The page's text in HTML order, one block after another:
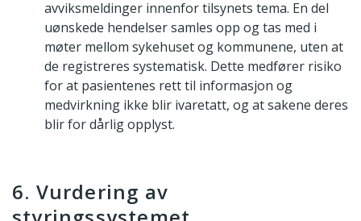
avviksmeldinger innenfor tilsynets tema. En del
uønskede hendelser samles opp og tas med i
møter mellom sykehuset og kommunene, uten at
de registreres systematisk. Dette medfører risiko
for at pasientenes rett til informasjon og
medvirkning ikke blir ivaretatt, og at sakene deres
blir for dårlig opplyst.
6. Vurdering av